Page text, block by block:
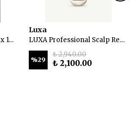
Luxa Matte Paste Mat Wax 100 ml
Luxa
LUXA Professional Scalp Renew Dökülme Önleyici Şampuan 1000 ml
%29
₺ 2,940.00
₺ 2,100.00